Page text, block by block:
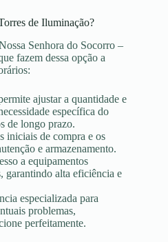
de Iluminação?
Senhora do Socorro –
fazem dessa opção a
ajustar a quantidade e
específica do
de longo prazo.
iniciais de compra e os
e armazenamento.
a equipamentos
garantindo alta eficiência e
especializada para
problemas,
perfeitamente.